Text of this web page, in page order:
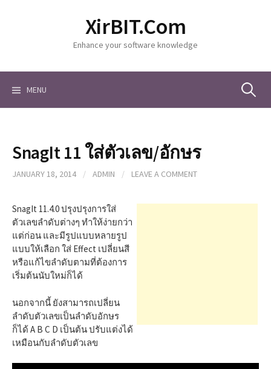
o
XirBIT.Com
Enhance your software knowledge
MENU S
SnagIt 11 ใส่ตัวเลข/อักษร
JANUARY 18, 2014 / ADMIN / LEAVE A COMMENT
SnagIt 11.4.0 ปรุงปรุงการใส่
ตัวเลขลำดับต่างๆ ทำให้ง่ายกว่า
แต่ก่อน และมีรูปแบบหลายรูป
แบบให้เลือก ใส่ Effect เปลี่ยนสี
หรือแก้ไขลำดับตามที่ต้องการ
เริ่มต้นนับใหม่ก็ได้
นอกจากนี้ ยังสามารถเปลี่ยน
ลำดับตัวเลขเป็นลำดับอักษร
ก็ได้ A B C D เป็นต้น ปรับแต่งได้
เหมือนกับลำดับตัวเลข